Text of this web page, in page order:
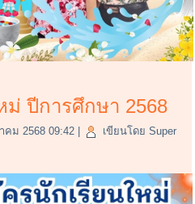
ม่ ปีการศึกษา 2568
คม 2568 09:42
เขียนโดย Super